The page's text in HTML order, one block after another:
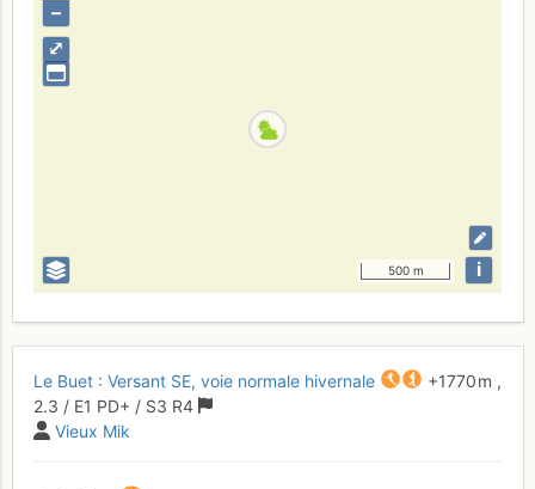
⤢
–
500 m i
Le Buet : Versant SE, voie normale hivernale +1770 m ,
2.3 / E1 PD+ / S3 R4
Vieux Mik